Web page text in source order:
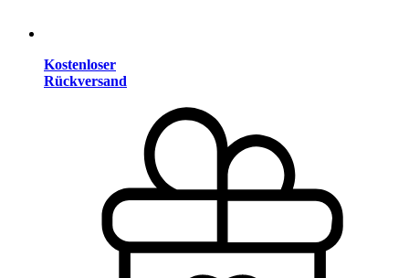
Kostenloser
Rückversand